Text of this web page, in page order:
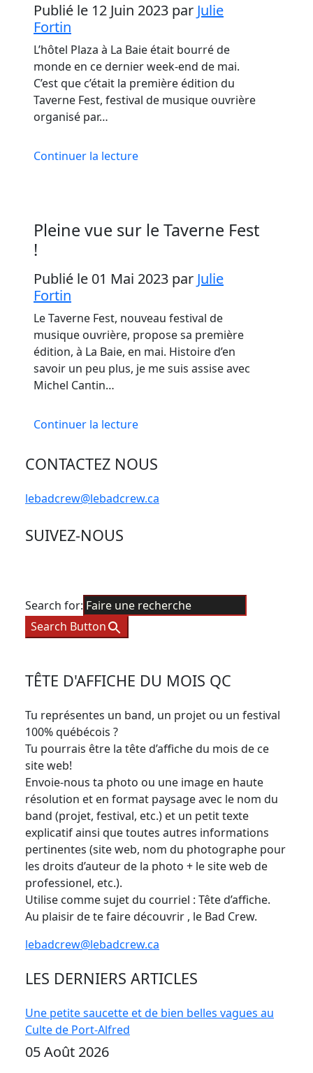
Publié le 12 Juin 2023 par Julie
Fortin
L’hôtel Plaza à La Baie était bourré de
monde en ce dernier week-end de mai.
C’est que c’était la première édition du
Taverne Fest, festival de musique ouvrière
organisé par…
Continuer la lecture
Pleine vue sur le Taverne Fest
!
Publié le 01 Mai 2023 par Julie
Fortin
Le Taverne Fest, nouveau festival de
musique ouvrière, propose sa première
édition, à La Baie, en mai. Histoire d’en
savoir un peu plus, je me suis assise avec
Michel Cantin…
Continuer la lecture
CONTACTEZ NOUS
lebadcrew@lebadcrew.ca
SUIVEZ-NOUS
Search for:
Search Button
TÊTE D'AFFICHE DU MOIS QC
Tu représentes un band, un projet ou un festival
100% québécois ?
Tu pourrais être la tête d’affiche du mois de ce
site web!
Envoie-nous ta photo ou une image en haute
résolution et en format paysage avec le nom du
band (projet, festival, etc.) et un petit texte
explicatif ainsi que toutes autres informations
pertinentes (site web, nom du photographe pour
les droits d’auteur de la photo + le site web de
professionel, etc.).
Utilise comme sujet du courriel : Tête d’affiche.
Au plaisir de te faire découvrir , le Bad Crew.
lebadcrew@lebadcrew.ca
LES DERNIERS ARTICLES
Une petite saucette et de bien belles vagues au
Culte de Port-Alfred
05 Août 2026